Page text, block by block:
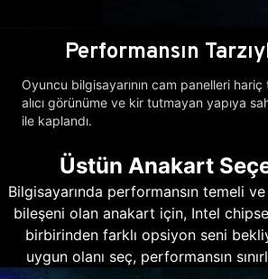
Performansın
Oyuncu bilgisayarının cam panelleri
alıcı görünüme ve kir tutmayan yapıya
ile kaplandı.
Üstün Anakart
Bilgisayarında performansın temeli
bileşeni olan anakart için, Intel
birbirinden farklı opsiyon seni
uygun olanı seç, performansın